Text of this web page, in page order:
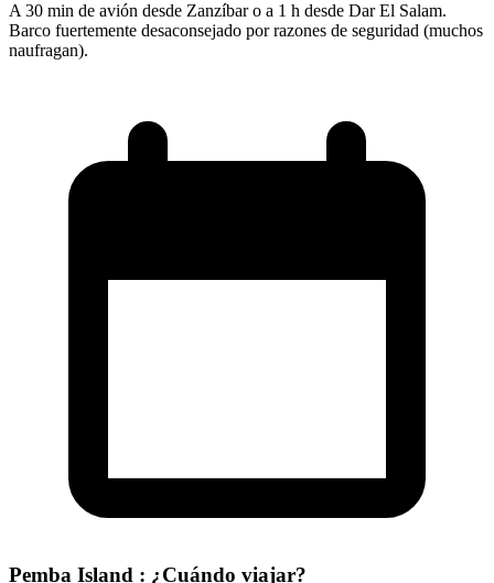
A 30 min de avión desde Zanzíbar o a 1 h desde Dar El Salam.
Barco fuertemente desaconsejado por razones de seguridad (muchos
naufragan).
Pemba Island : ¿Cuándo viajar?